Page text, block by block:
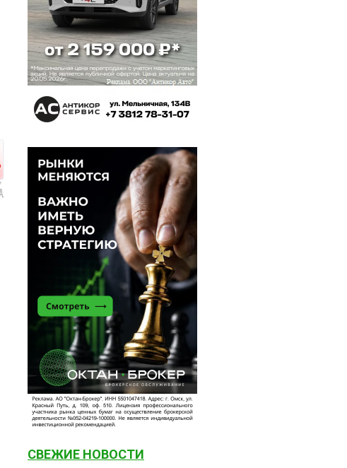
СВЕЖИЕ НОВОСТИ